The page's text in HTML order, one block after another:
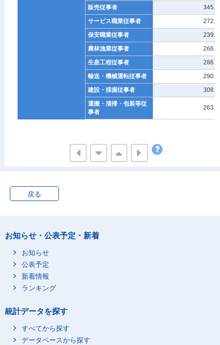
販売従事者
345.3
サービス職業従事者
272.0
保安職業従事者
239.5
農林漁業従事者
266.2
生産工程従事者
286.2
輸送・機械運転従事者
290.5
建設・採掘従事者
308.3
運搬・清掃・包装等従
事者
263.5
専門的・技術的職業従
事者
農林漁業従事者
戻る
お知らせ・公表予定・新着
お知らせ
公表予定
新着情報
ランキング
統計データを探す
すべてから探す
データベースから探す